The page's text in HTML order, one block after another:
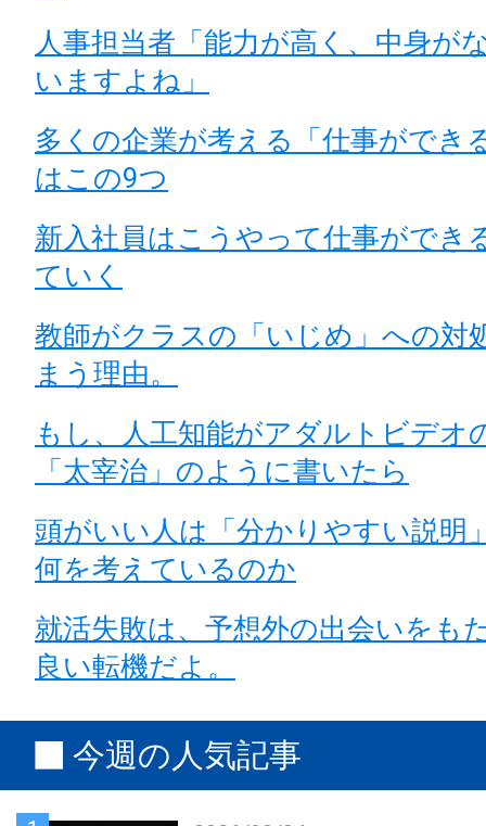
人事担当者「能力が高く、中身が
いますよね」
多くの企業が考える「仕事ができ
はこの9つ
新入社員はこうやって仕事ができ
ていく
教師がクラスの「いじめ」への対
まう理由。
もし、人工知能がアダルトビデオ
「太宰治」のように書いたら
頭がいい人は「分かりやすい説明
何を考えているのか
就活失敗は、予想外の出会いをも
良い転機だよ。
今週の人気記事